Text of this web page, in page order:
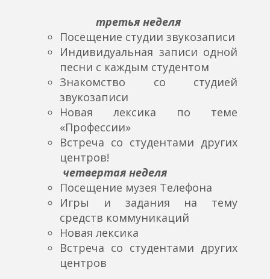
третья неделя
Посещение студии звукозаписи
Индивидуальная записи одной
песни с каждым студентом
Знакомство со студией
звукозаписи
Новая лексика по теме
«Профессии»
Встреча со студентами других
центров!
четвертая неделя
Посещение музея Телефона
Игры и задания на тему
средств коммуникаций
Новая лексика
Встреча со студентами других
центров